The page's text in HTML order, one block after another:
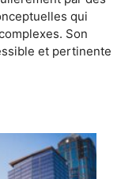
qui
Son
et pertinente